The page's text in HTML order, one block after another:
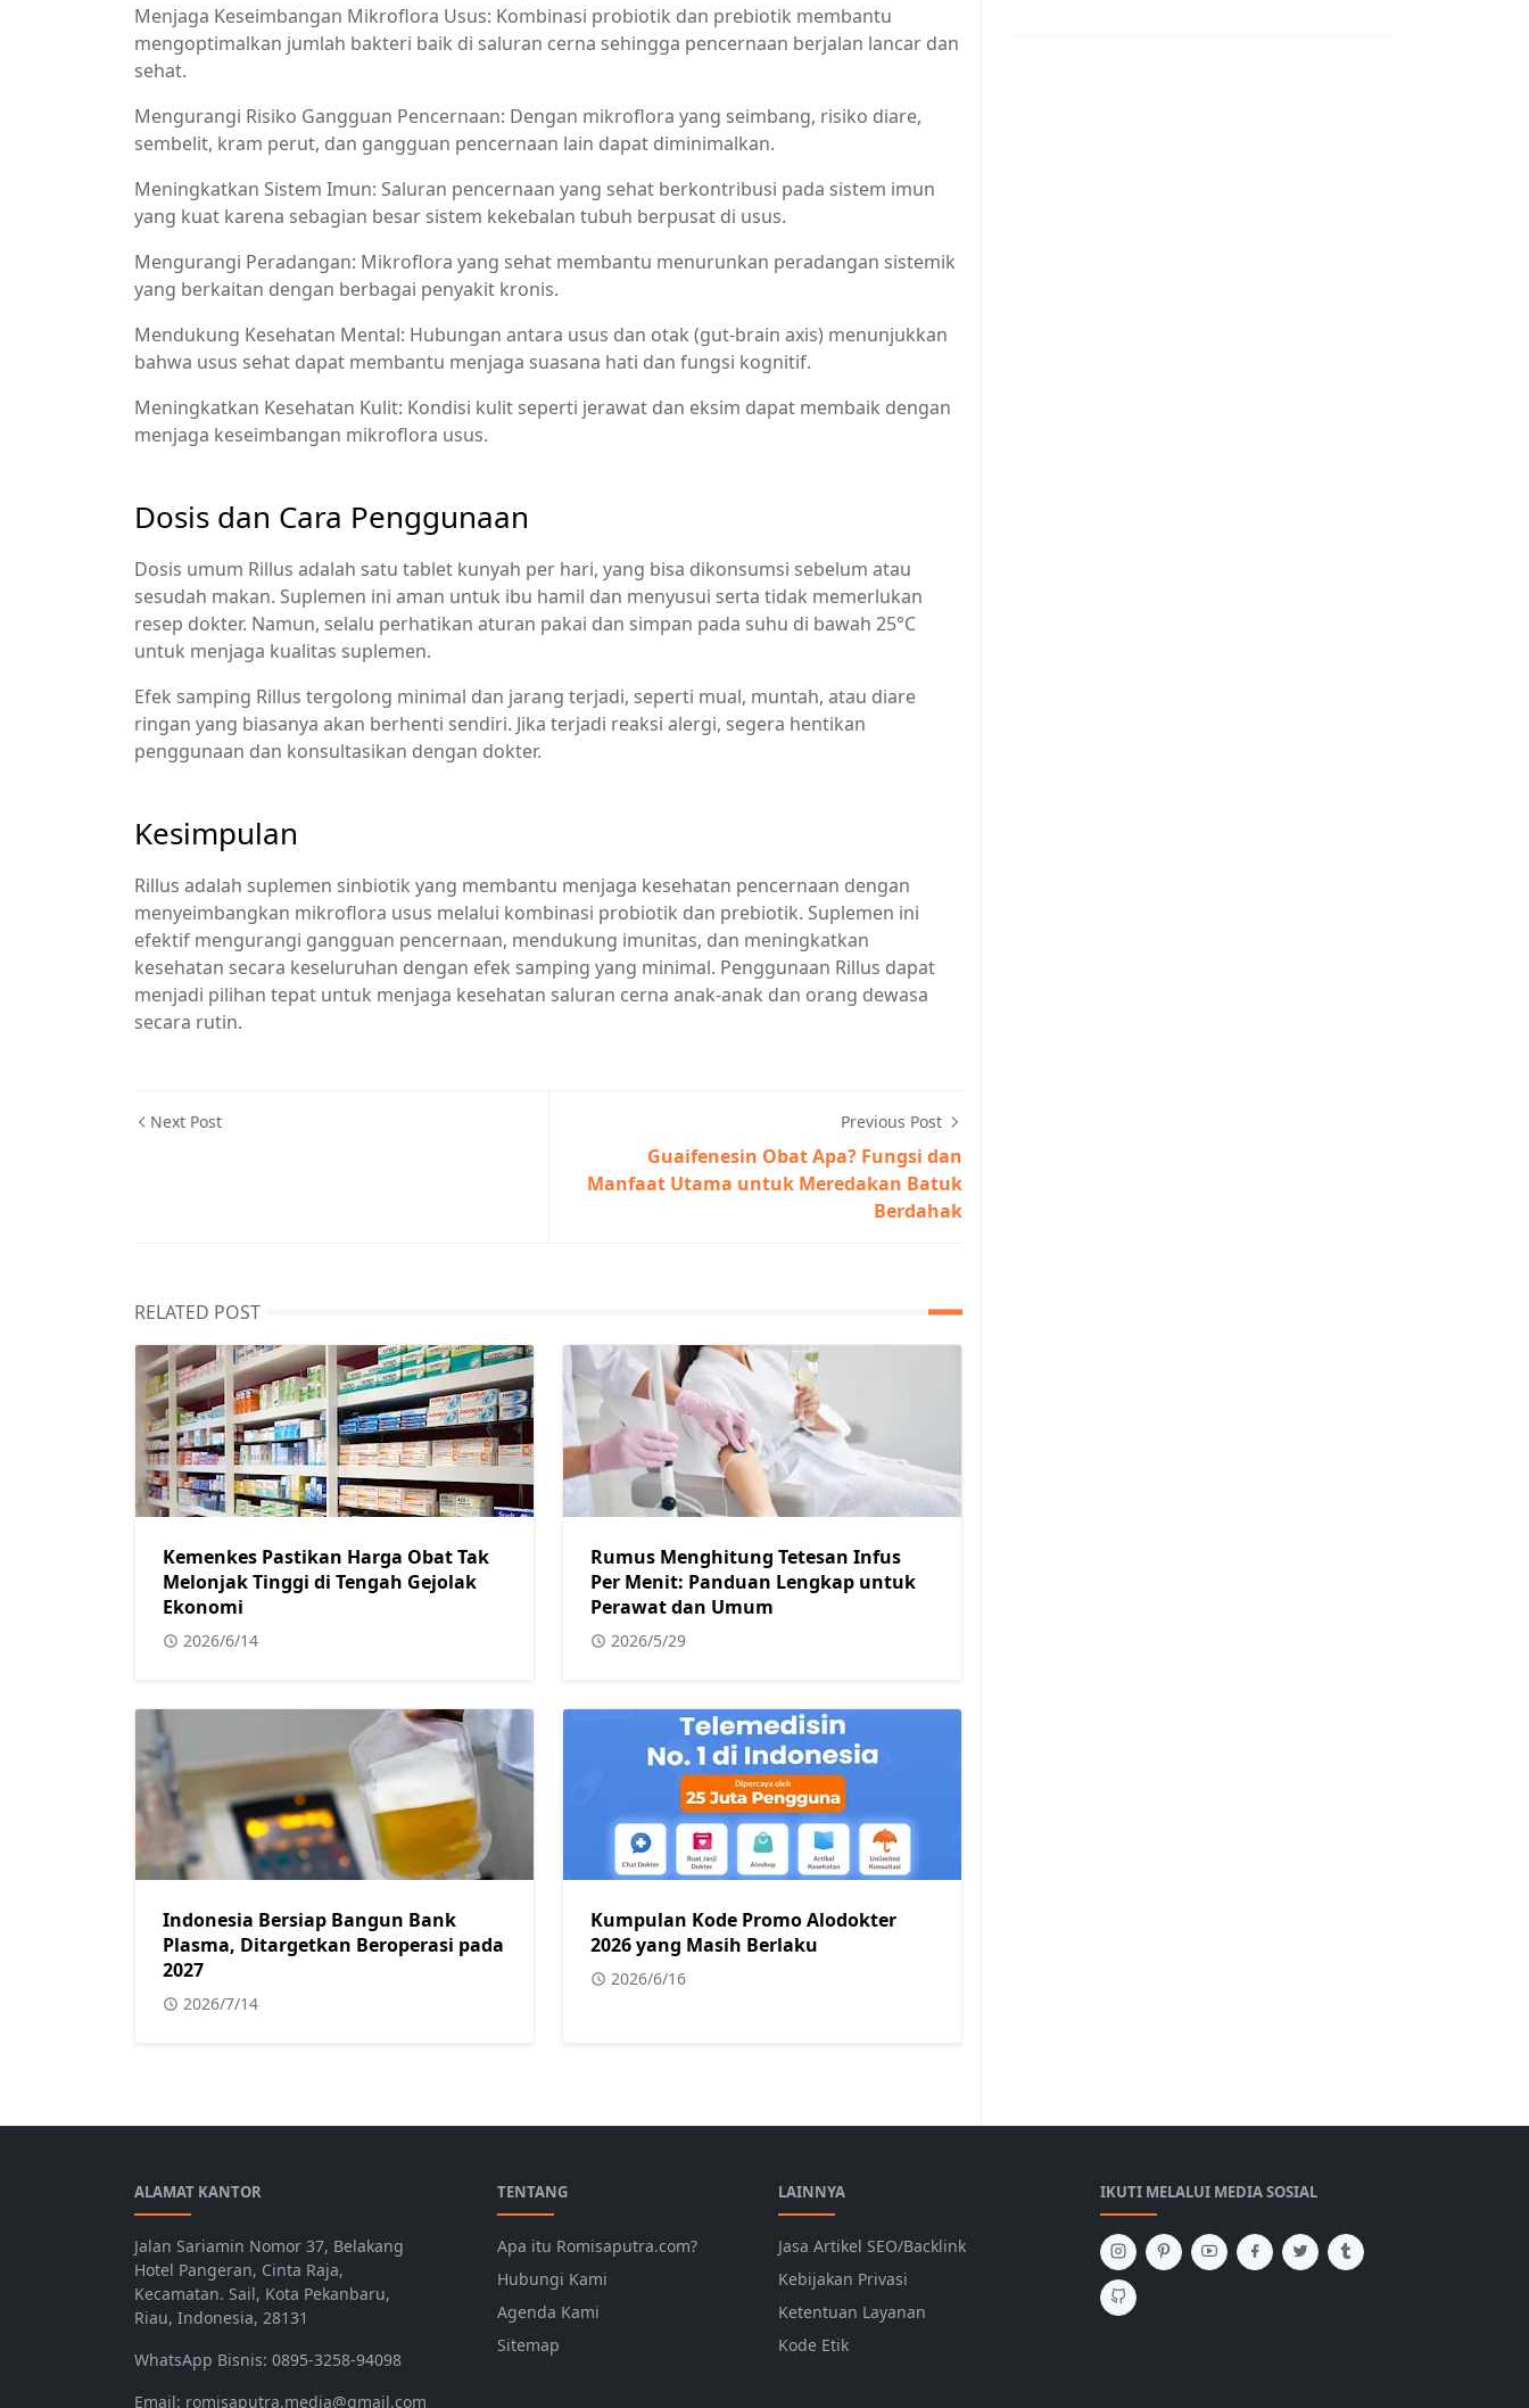
Menjaga Keseimbangan Mikroflora Usus: Kombinasi probiotik dan prebiotik membantu
mengoptimalkan jumlah bakteri baik di saluran cerna sehingga pencernaan berjalan lancar dan
sehat.
Mengurangi Risiko Gangguan Pencernaan: Dengan mikroflora yang seimbang, risiko diare,
sembelit, kram perut, dan gangguan pencernaan lain dapat diminimalkan.
Meningkatkan Sistem Imun: Saluran pencernaan yang sehat berkontribusi pada sistem imun
yang kuat karena sebagian besar sistem kekebalan tubuh berpusat di usus.
Mengurangi Peradangan: Mikroflora yang sehat membantu menurunkan peradangan sistemik
yang berkaitan dengan berbagai penyakit kronis.
Mendukung Kesehatan Mental: Hubungan antara usus dan otak (gut-brain axis) menunjukkan
bahwa usus sehat dapat membantu menjaga suasana hati dan fungsi kognitif.
Meningkatkan Kesehatan Kulit: Kondisi kulit seperti jerawat dan eksim dapat membaik dengan
menjaga keseimbangan mikroflora usus.​
Dosis dan Cara Penggunaan
Dosis umum Rillus adalah satu tablet kunyah per hari, yang bisa dikonsumsi sebelum atau
sesudah makan. Suplemen ini aman untuk ibu hamil dan menyusui serta tidak memerlukan
resep dokter. Namun, selalu perhatikan aturan pakai dan simpan pada suhu di bawah 25°C
untuk menjaga kualitas suplemen.​
Efek samping Rillus tergolong minimal dan jarang terjadi, seperti mual, muntah, atau diare
ringan yang biasanya akan berhenti sendiri. Jika terjadi reaksi alergi, segera hentikan
penggunaan dan konsultasikan dengan dokter.​
Kesimpulan
Rillus adalah suplemen sinbiotik yang membantu menjaga kesehatan pencernaan dengan
menyeimbangkan mikroflora usus melalui kombinasi probiotik dan prebiotik. Suplemen ini
efektif mengurangi gangguan pencernaan, mendukung imunitas, dan meningkatkan
kesehatan secara keseluruhan dengan efek samping yang minimal. Penggunaan Rillus dapat
menjadi pilihan tepat untuk menjaga kesehatan saluran cerna anak-anak dan orang dewasa
secara rutin.
Next Post Previous Post
Guaifenesin Obat Apa? Fungsi dan
Manfaat Utama untuk Meredakan Batuk
Berdahak
RELATED POST
Kemenkes Pastikan Harga Obat Tak
Melonjak Tinggi di Tengah Gejolak
Ekonomi
2026/6/14
Rumus Menghitung Tetesan Infus
Per Menit: Panduan Lengkap untuk
Perawat dan Umum
2026/5/29
Indonesia Bersiap Bangun Bank
Plasma, Ditargetkan Beroperasi pada
2027
2026/7/14
Kumpulan Kode Promo Alodokter
2026 yang Masih Berlaku
2026/6/16
ALAMAT KANTOR
Jalan Sariamin Nomor 37, Belakang
Hotel Pangeran, Cinta Raja,
Kecamatan. Sail, Kota Pekanbaru,
Riau, Indonesia, 28131
WhatsApp Bisnis: 0895-3258-94098
Email: romisaputra.media@gmail.com
TENTANG
Apa itu Romisaputra.com?
Hubungi Kami
Agenda Kami
Sitemap
LAINNYA
Jasa Artikel SEO/Backlink
Kebijakan Privasi
Ketentuan Layanan
Kode Etik
IKUTI MELALUI MEDIA SOSIAL